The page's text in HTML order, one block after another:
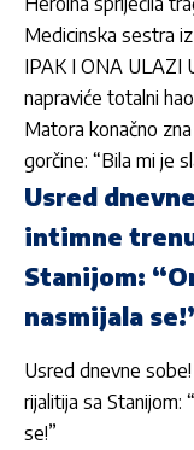
Medicinska sestra
IPAK I ONA ULAZI
napraviće totalni
Matora konačno
gorčine: “Bila mi je
Usred
intimne
Stanijom:
nasmijala
Usred dnevne
rijalitija sa Stanijom:
se!”